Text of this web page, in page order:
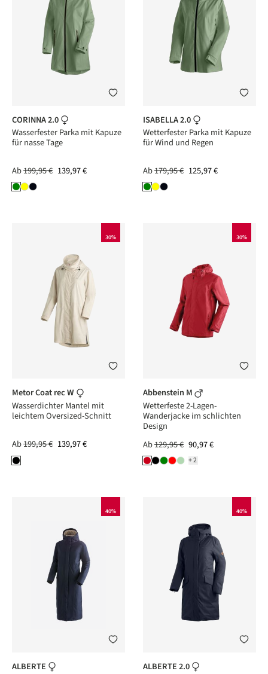
CORINNA 2.0
Wasserfester Parka mit Kapuze
für nasse Tage
Ab199,95 € 139,97 €
ISABELLA 2.0
Wetterfester Parka mit Kapuze
für Wind und Regen
Ab179,95 € 125,97 €
30%
Metor Coat rec W
Wasserdichter Mantel mit
leichtem Oversized-Schnitt
Ab199,95 € 139,97 €
30%
+2
Abbenstein M
Wetterfeste 2-Lagen-
Wanderjacke im schlichten
Design
Ab129,95 € 90,97 €
40%
ALBERTE
40%
ALBERTE 2.0